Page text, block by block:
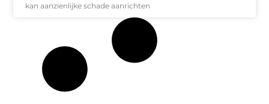
kan aanzienlijke schade aanrichten